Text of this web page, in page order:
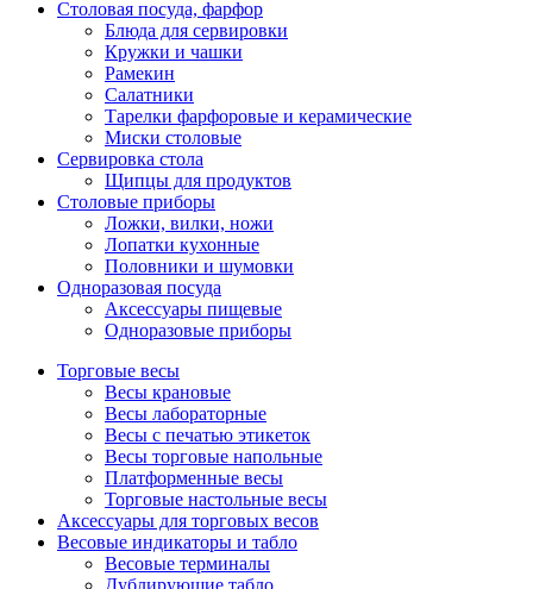
Столовая посуда, фарфор
Блюда для сервировки
Кружки и чашки
Рамекин
Салатники
Тарелки фарфоровые и керамические
Миски столовые
Сервировка стола
Щипцы для продуктов
Столовые приборы
Ложки, вилки, ножи
Лопатки кухонные
Половники и шумовки
Одноразовая посуда
Аксессуары пищевые
Одноразовые приборы
Торговые весы
Весы крановые
Весы лабораторные
Весы с печатью этикеток
Весы торговые напольные
Платформенные весы
Торговые настольные весы
Аксессуары для торговых весов
Весовые индикаторы и табло
Весовые терминалы
Дублирующие табло